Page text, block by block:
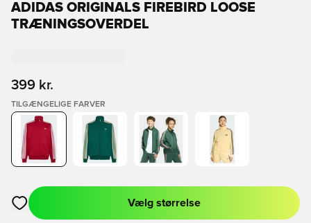
ADIDAS ORIGINALS FIREBIRD LOOSE
TRÆNINGSOVERDEL
399 kr.
TILGÆNGELIGE FARVER
Åbner en Modal til at logge ind eller tilmelde dig som medlem
Vælg størrelse